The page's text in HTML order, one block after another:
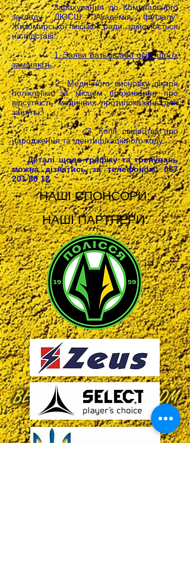
Зарахування до Комунального
закладу ДЮСШ "Академія футзалу"
Житомирської міської ради здійснюється
на підставі:
1. Заяви батьків або осіб, що їх
заміняють;
2. Медичного висновку лікаря
поліклініки за місцем проживання про
відсутність медичних протипоказань для
занять;
3. Копії свідоцтва про
народження та ідентифікаційного коду.
Деталі щодо графіку та тренувань
можна дізнатись за телефоном:067
201 80 12
НАШІ СПОНСОРИ:
НАШІ ПАРТНЕРИ: